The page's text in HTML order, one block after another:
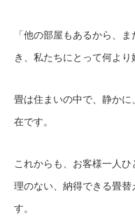
「他の部屋もあるから、
き、私たちにとって何より
畳は住まいの中で、静か
在です。
これからも、お客様一人
理のない、納得できる畳
す。